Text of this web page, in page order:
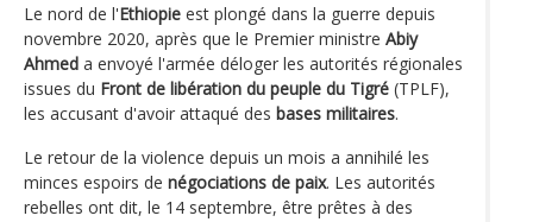
Le nord de l'Ethiopie est plongé dans la guerre depuis
novembre 2020, après que le Premier ministre Abiy
Ahmed a envoyé l'armée déloger les autorités régionales
issues du Front de libération du peuple du Tigré (TPLF),
les accusant d'avoir attaqué des bases militaires.
Le retour de la violence depuis un mois a annihilé les
minces espoirs de négociations de paix. Les autorités
rebelles ont dit, le 14 septembre, être prêtes à des